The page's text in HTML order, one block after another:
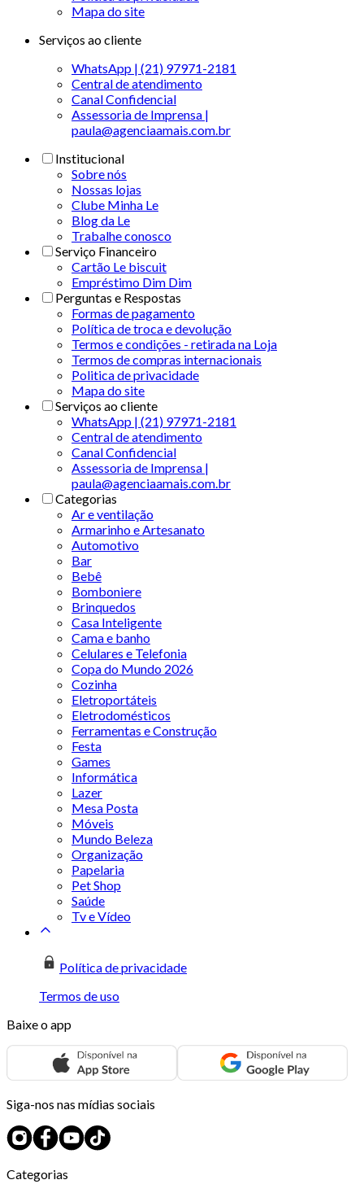
Mapa do site
Serviços ao cliente
WhatsApp | (21) 97971-2181
Central de atendimento
Canal Confidencial
Assessoria de Imprensa |
paula@agenciaamais.com.br
Institucional
Sobre nós
Nossas lojas
Clube Minha Le
Blog da Le
Trabalhe conosco
Serviço Financeiro
Cartão Le biscuit
Empréstimo Dim Dim
Perguntas e Respostas
Formas de pagamento
Política de troca e devolução
Termos e condições - retirada na Loja
Termos de compras internacionais
Politica de privacidade
Mapa do site
Serviços ao cliente
WhatsApp | (21) 97971-2181
Central de atendimento
Canal Confidencial
Assessoria de Imprensa |
paula@agenciaamais.com.br
Categorias
Ar e ventilação
Armarinho e Artesanato
Automotivo
Bar
Bebê
Bomboniere
Brinquedos
Casa Inteligente
Cama e banho
Celulares e Telefonia
Copa do Mundo 2026
Cozinha
Eletroportáteis
Eletrodomésticos
Ferramentas e Construção
Festa
Games
Informática
Lazer
Mesa Posta
Móveis
Mundo Beleza
Organização
Papelaria
Pet Shop
Saúde
Tv e Vídeo
Política de privacidade
Termos de uso
Baixe o app
Siga-nos nas mídias sociais
Categorias